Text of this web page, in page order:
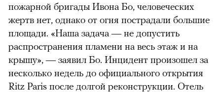
пожарной бригады Ивона Бо, человеческих
жертв нет, однако от огня пострадали большие
площади. «Наша задача — не допустить
распространения пламени на весь этаж и на
крышу», — заявил Бо. Инцидент произошел за
несколько недель до официального открытия
Ritz Paris после долгой реконструкции. Отель